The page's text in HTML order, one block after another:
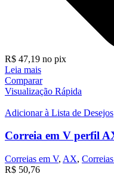
R$ 47,19 no pix
Leia mais
Comparar
Visualização Rápida
Adicionar à Lista de Desejos
Correia em V perfil
Correias em V, AX,
R$ 50,76